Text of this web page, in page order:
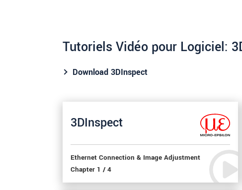
Tutoriels Vidéo pour Logiciel:
Download 3DInspect
3DInspect
Ethernet Connection & Image Adjustment
Chapter 1 / 4